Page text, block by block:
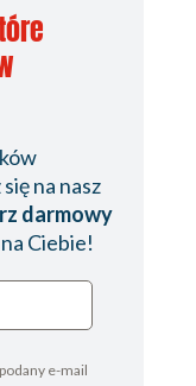
na nasz
darmowy
Ciebie!
e-mail